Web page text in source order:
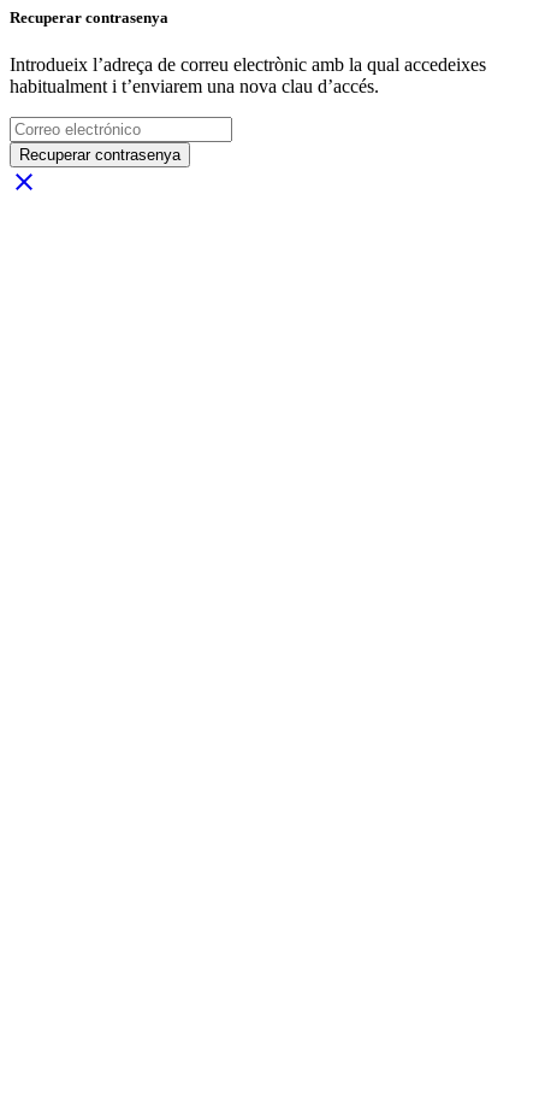
Recuperar contrasenya
Introdueix l’adreça de correu electrònic amb la qual accedeixes
habitualment i t’enviarem una nova clau d’accés.
Recuperar contrasenya
close